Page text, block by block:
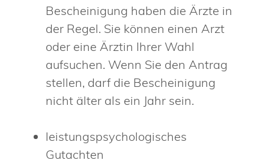
Bescheinigung haben die Ärzte in
der Regel. Sie können einen Arzt
oder eine Ärztin Ihrer Wahl
aufsuchen. Wenn Sie den Antrag
stellen, darf die Bescheinigung
nicht älter als ein Jahr sein.
leistungspsychologisches
Gutachten